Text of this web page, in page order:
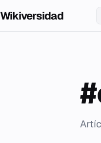
Wikiversidad